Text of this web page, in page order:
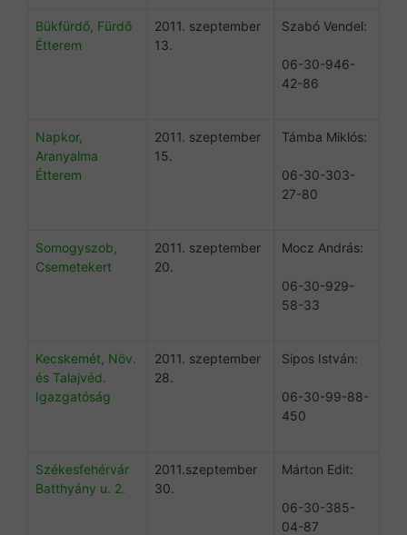
Bükfürdő, Fürdő
Étterem
2011. szeptember
13.
Szabó Vendel:
06-30-946-
42-86
Napkor,
Aranyalma
Étterem
2011. szeptember
15.
Támba Miklós:
06-30-303-
27-80
Somogyszob,
Csemetekert
2011. szeptember
20.
Mocz András:
06-30-929-
58-33
Kecskemét, Növ.
és Talajvéd.
Igazgatóság
2011. szeptember
28.
Sipos István:
06-30-99-88-
450
Székesfehérvár
Batthyány u. 2.
2011.szeptember
30.
Márton Edit:
06-30-385-
04-87